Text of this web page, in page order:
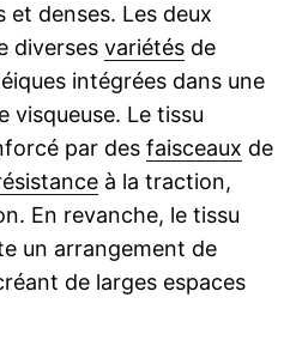
denses. Les deux
diverses variétésde
intégrées dans une
visqueuse. Le tissu
par des faisceaux de
à la traction,
En revanche, le tissu
un arrangement de
de larges espaces